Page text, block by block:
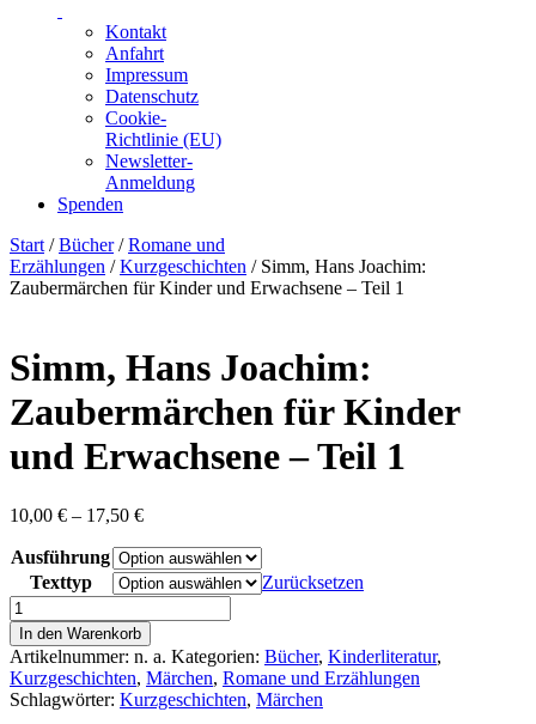
Kontakt
Anfahrt
Impressum
Datenschutz
Cookie-
Richtlinie (EU)
Newsletter-
Anmeldung
Spenden
Skip
to
content
Start /Bücher/Romane und
Erzählungen /Kurzgeschichten / Simm, Hans Joachim:
Zaubermärchen für Kinder und Erwachsene – Teil 1
Simm, Hans Joachim:
Zaubermärchen für Kinder
und Erwachsene – Teil 1
10,00 € – 17,50 €Preisspanne:
bis
17,50 €
Ausführung
Texttyp
Zurücksetzen
Simm,
Hans
Joachim:
Zaubermärchen
für
Kinder
In den Warenkorb
Artikelnummer: n. a. Kategorien: Bücher, Kinderliteratur,
Kurzgeschichten, Märchen, Romane und Erzählungen
Schlagwörter: Kurzgeschichten, Märchen